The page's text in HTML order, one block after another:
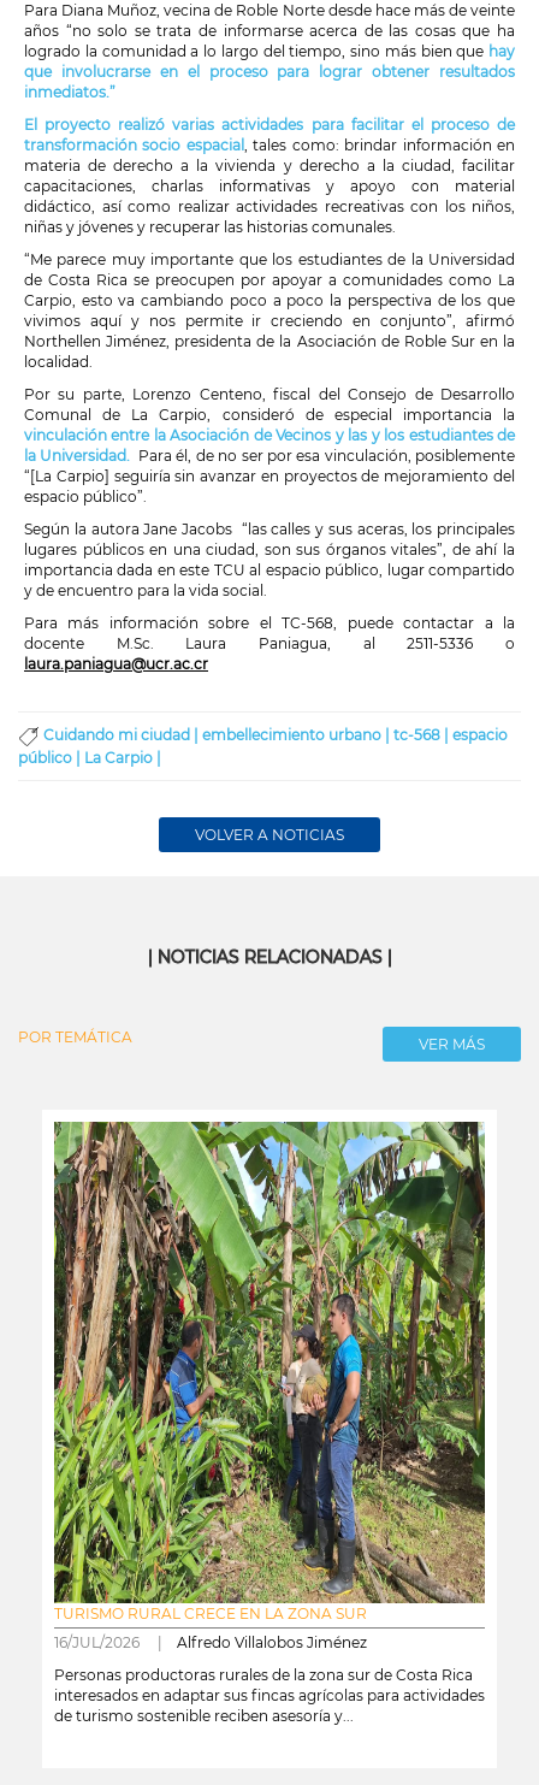
Para Diana Muñoz, vecina de Roble Norte desde hace más de veinte
años “no solo se trata de informarse acerca de las cosas que ha
logrado la comunidad a lo largo del tiempo, sino más bien que hay
que involucrarse en el proceso para lograr obtener resultados
inmediatos.”
El proyecto realizó varias actividades para facilitar el proceso de
transformación socio espacial , tales como: brindar información en
materia de derecho a la vivienda y derecho a la ciudad, facilitar
capacitaciones, charlas informativas y apoyo con material
didáctico, así como realizar actividades recreativas con los niños,
niñas y jóvenes y recuperar las historias comunales.
“Me parece muy importante que los estudiantes de la Universidad
de Costa Rica se preocupen por apoyar a comunidades como La
Carpio, esto va cambiando poco a poco la perspectiva de los que
vivimos aquí y nos permite ir creciendo en conjunto”, afirmó
Northellen Jiménez, presidenta de la Asociación de Roble Sur en la
localidad.
Por su parte, Lorenzo Centeno, fiscal del Consejo de Desarrollo
Comunal de La Carpio, consideró de especial importancia la
vinculación entre la Asociación de Vecinos y las y los estudiantes de
la Universidad. Para él, de no ser por esa vinculación, posiblemente
“[La Carpio] seguiría sin avanzar en proyectos de mejoramiento del
espacio público”.
Según la autora Jane Jacobs “las calles y sus aceras, los principales
lugares públicos en una ciudad, son sus órganos vitales”, de ahí la
importancia dada en este TCU al espacio público, lugar compartido
y de encuentro para la vida social.
Para más información sobre el TC-568, puede contactar a la
docente M.Sc. Laura Paniagua, al 2511-5336 o
laura.paniagua@ucr.ac.cr
Cuidando mi ciudad | embellecimiento urbano | tc-568 | espacio
público | La Carpio |
VOLVER A NOTICIAS
| NOTICIAS RELACIONADAS |
POR TEMÁTICA VER MÁS
TURISMO RURAL CRECE EN LA ZONA SUR
16/JUL/2026 | Alfredo Villalobos Jiménez
Personas productoras rurales de la zona sur de Costa Rica
interesados en adaptar sus fincas agrícolas para actividades
de turismo sostenible reciben asesoría y...